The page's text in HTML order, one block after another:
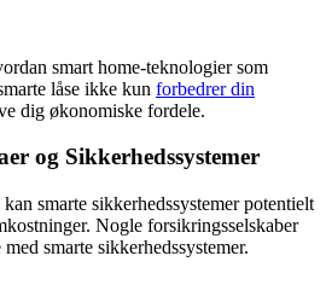
smart home-teknologier som
låse ikke kun forbedrer din
dig økonomiske fordele.
og Sikkerhedssystemer
smarte sikkerhedssystemer potentielt
Nogle forsikringsselskaber
smarte sikkerhedssystemer.